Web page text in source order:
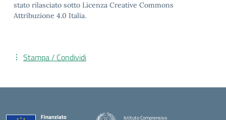
stato rilasciato sotto Licenza Creative Commons
Attribuzione 4.0 Italia.
Stampa / Condividi
Istituto Comprensivo